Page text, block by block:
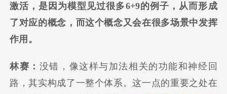
激活，是因为模型见过很多6+9的例子，从而形成
了对应的概念，而这个概念又会在很多场景中发挥
作用。
林赛： 没错，像这样与加法相关的功能和神经回
路，其实构成了一整个体系。这一点的重要之处在